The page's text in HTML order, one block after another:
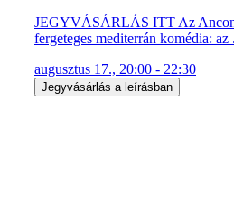
JEGYVÁSÁRLÁS ITT Az
fergeteges mediterrán komédia: az
augusztus 17., 20:00 - 22:30
Jegyvásárlás a leírásban